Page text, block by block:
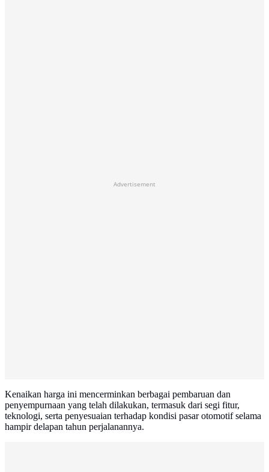
Advertisement
Kenaikan harga ini mencerminkan berbagai pembaruan dan
penyempurnaan yang telah dilakukan, termasuk dari segi fitur,
teknologi, serta penyesuaian terhadap kondisi pasar otomotif selama
hampir delapan tahun perjalanannya.